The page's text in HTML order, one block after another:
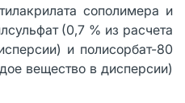
сополимера и
(0,7 % из расчета
и полисорбат-80
вещество в дисперсии)